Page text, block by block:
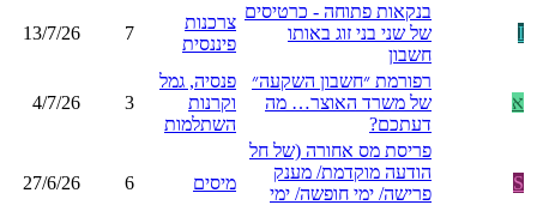
I
בנקאות פתוחה - כרטיסים
של שני בני זוג באותו
חשבון
צרכנות
פיננסית
7
13/7/26
א
רפורמת ״חשבון השקעה״
של משרד האוצר… מה
דעתכם?
פנסיה, גמל
וקרנות
השתלמות
3
4/7/26
S
פריסת מס אחורה (של חל
הודעה מוקדמת/ מענק
פרישה/ ימי חופשה/ ימי
מיסים 6
27/6/26